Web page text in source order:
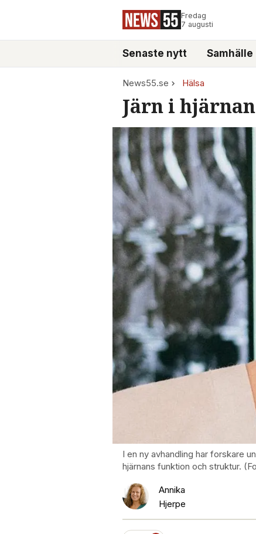
Fredag
7 augusti
Senaste nytt Samhälle
News55.se Hälsa
Järn i
I en ny avhandling har forskare
hjärnans funktion och struktur.
Annika
Hjerpe